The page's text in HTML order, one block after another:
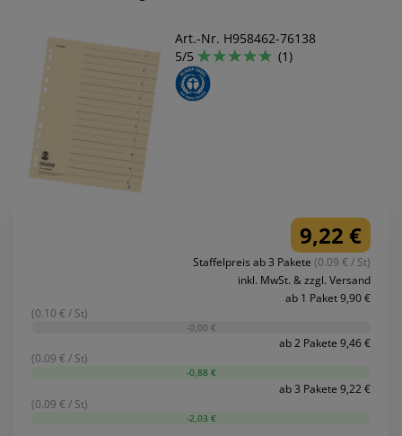
Art.-Nr. H958462-76138
5/5
(1)
9,22 €
Staffelpreis ab 3 Pakete (0.09 € / St)
inkl. MwSt. & zzgl. Versand
ab 1 Paket 9,90 €
(0.10 € / St)
-0,00 €
ab 2 Pakete 9,46 €
(0.09 € / St)
-0,88 €
ab 3 Pakete 9,22 €
(0.09 € / St)
-2,03 €